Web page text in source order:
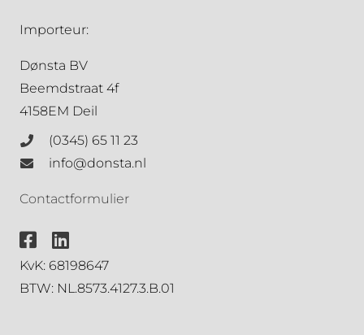
Importeur:
Dønsta BV
Beemdstraat 4f
4158EM Deil
(0345) 65 11 23
info@donsta.nl
Contactformulier
KvK: 68198647
BTW: NL.8573.4127.3.B.01